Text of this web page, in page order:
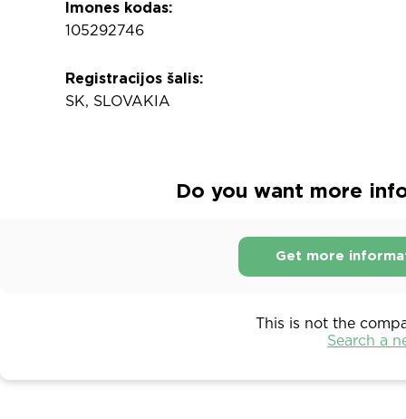
Imones kodas:
105292746
Registracijos šalis:
SK, SLOVAKIA
Do you want more
Get more
This is not the
Search a